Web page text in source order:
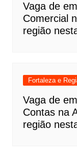
Vaga de
Comercial
região
Fortaleza e
Vaga de
Contas na
região